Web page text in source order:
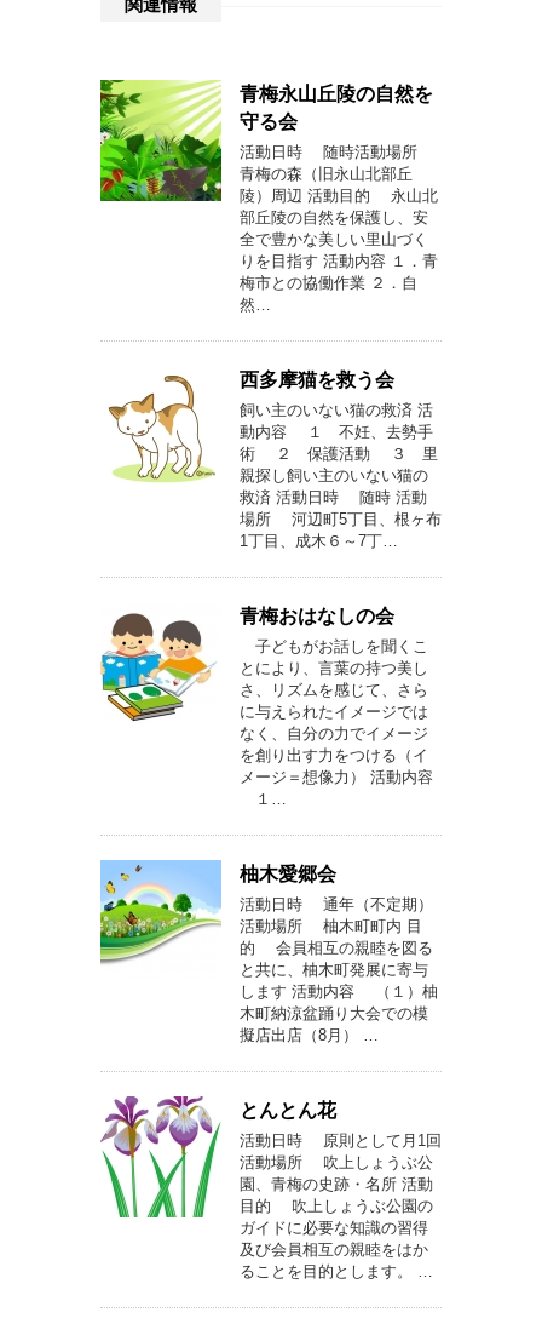
関連情報
青梅永山丘陵の自然を
守る会
活動日時 随時活動場所
青梅の森（旧永山北部丘
陵）周辺 活動目的 永山北
部丘陵の自然を保護し、安
全で豊かな美しい里山づく
りを目指す 活動内容 １．青
梅市との協働作業 ２．自
然…
西多摩猫を救う会
飼い主のいない猫の救済 活
動内容 １ 不妊、去勢手
術 ２ 保護活動 ３ 里
親探し飼い主のいない猫の
救済 活動日時 随時 活動
場所 河辺町5丁目、根ヶ布
1丁目、成木６～7丁…
青梅おはなしの会
子どもがお話しを聞くこ
とにより、言葉の持つ美し
さ、リズムを感じて、さら
に与えられたイメージでは
なく、自分の力でイメージ
を創り出す力をつける（イ
メージ＝想像力） 活動内容
１…
柚木愛郷会
活動日時 通年（不定期）
活動場所 柚木町町内 目
的 会員相互の親睦を図る
と共に、柚木町発展に寄与
します 活動内容 （１）柚
木町納涼盆踊り大会での模
擬店出店（8月） …
とんとん花
活動日時 原則として月1回
活動場所 吹上しょうぶ公
園、青梅の史跡・名所 活動
目的 吹上しょうぶ公園の
ガイドに必要な知識の習得
及び会員相互の親睦をはか
ることを目的とします。 …